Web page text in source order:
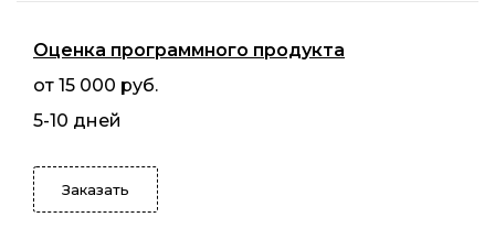
Оценка программного продукта
от 15 000 руб.
5-10 дней
Заказать